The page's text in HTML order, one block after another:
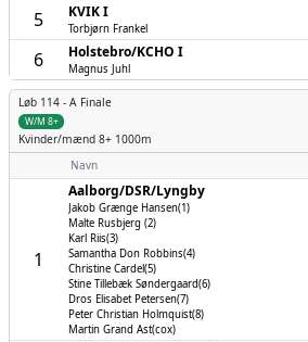
5 KVIK I
Torbjørn Frankel
6 Holstebro/­KCHO I
Magnus Juhl
Løb 114 - A Finale
W/M 8+
Kvinder/mænd 8+ 1000m
Navn
1
Aalborg/­DSR/­Lyngby
Jakob Grænge Hansen(1)
Malte Rusbjerg (2)
Karl Riis(3)
Samantha Don Robbins(4)
Christine Cardel(5)
Stine Tillebæk Søndergaard(6)
Dros Elisabet Petersen(7)
Peter Christian Holmquist(8)
Martin Grand Ast(cox)